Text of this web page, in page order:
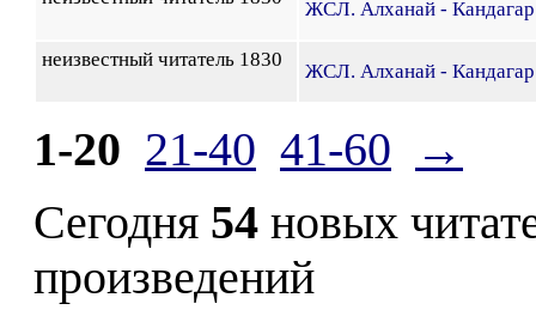
ЖСЛ. Алханай -
неизвестный читатель 1830
ЖСЛ. Алханай -
1-20 21-40 41-60
→
Сегодня 54 новых
произведений